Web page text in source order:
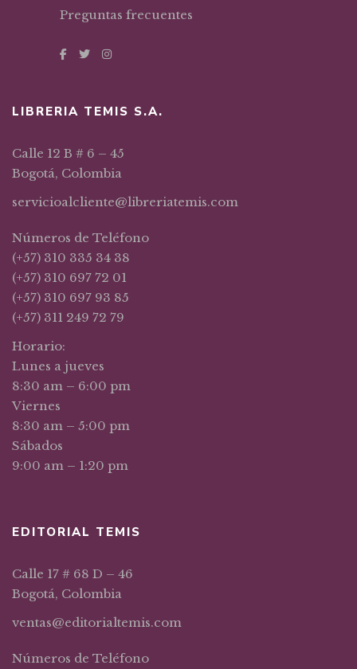
Preguntas frecuentes
LIBRERIA TEMIS S.A.
Calle 12 B # 6 – 45
Bogotá, Colombia
servicioalcliente@libreriatemis.com
Números de Teléfono
(+57) 310 335 34 38
(+57) 310 697 72 01
(+57) 310 697 93 85
(+57) 311 249 72 79
Horario:
Lunes a jueves
8:30 am – 6:00 pm
Viernes
8:30 am – 5:00 pm
Sábados
9:00 am – 1:20 pm
EDITORIAL TEMIS
Calle 17 # 68 D – 46
Bogotá, Colombia
ventas@editorialtemis.com
Números de Teléfono